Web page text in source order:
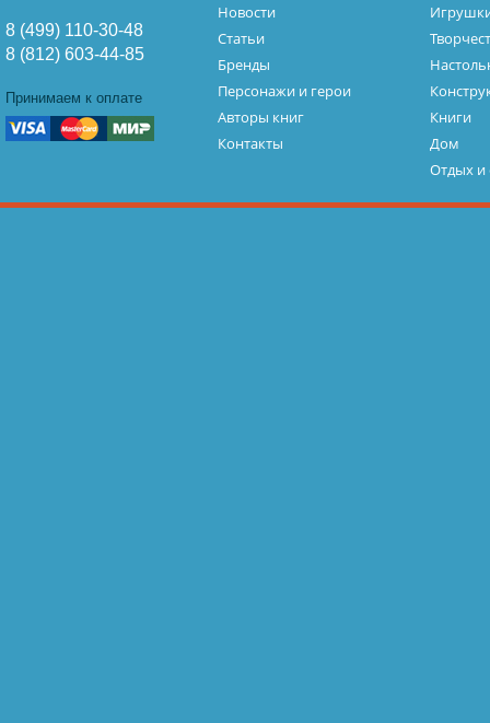
8 (499) 110-30-48
8 (812) 603-44-85
Принимаем к оплате
Новости
Статьи
Бренды
Персонажи и герои
Авторы книг
Контакты
Книги
Дом
Отдых и